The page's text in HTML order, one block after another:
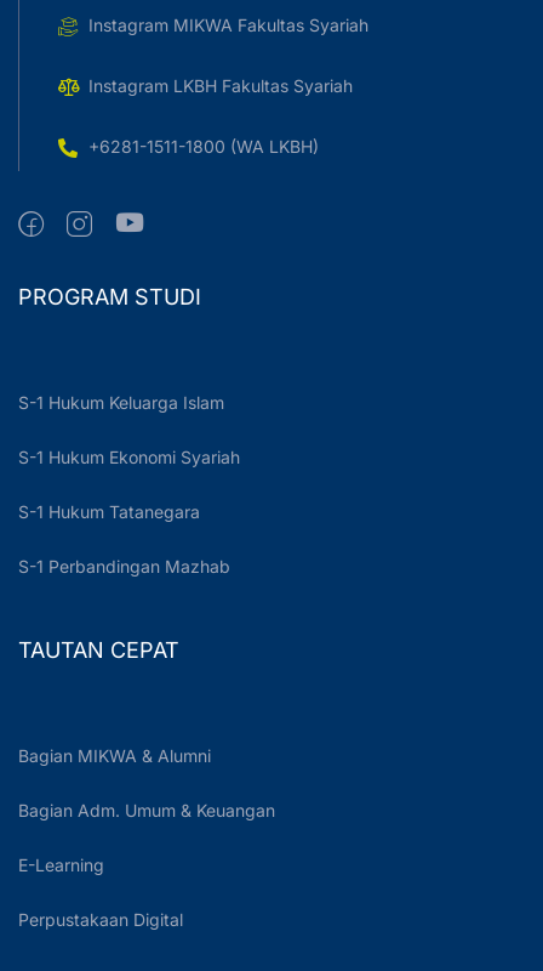
Instagram MIKWA Fakultas Syariah
Instagram LKBH Fakultas Syariah
+6281-1511-1800 (WA LKBH)
PROGRAM STUDI
S-1 Hukum Keluarga Islam
S-1 Hukum Ekonomi Syariah
S-1 Hukum Tatanegara
S-1 Perbandingan Mazhab
TAUTAN CEPAT
Bagian MIKWA & Alumni
Bagian Adm. Umum & Keuangan
E-Learning
Perpustakaan Digital